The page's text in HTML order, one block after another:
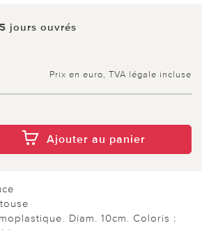
jours ouvrés
Prix en euro, TVA légale incluse
Ajouter au panier
Diam. 10cm. Coloris :